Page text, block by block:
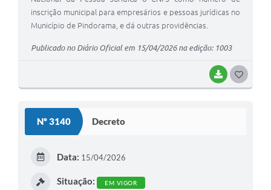
BAIXAR
inscrição municipal para empresários e pessoas jurídicas no
Município de Pindorama, e dá outras providências.
Publicado no Diário Oficial em 15/04/2026 na edição: 1003
Nº 3140 Decreto
Data: 15/04/2026
Situação: EM VIGOR